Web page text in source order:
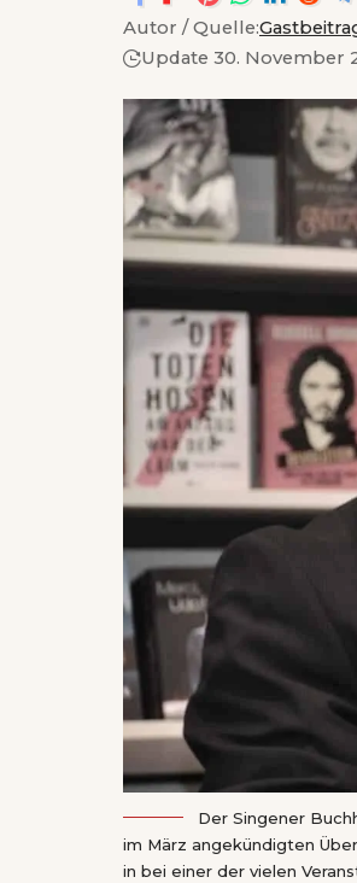
Autor / Quelle:
Update 30. November
Der Singener
im März angekündigten
in bei einer der vielen